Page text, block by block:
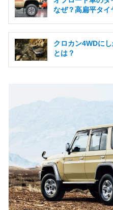
なぜ？高扁平タイ
クロカン4WDに
とは？